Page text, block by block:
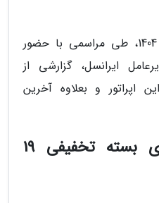
قرار است سه شنبه 29 مهر 1404، طی مراسمی با حضور
ایرانسل، گزارشی از
اپراتور و بعلاوه آخرین
قیمت و کد دستوری بسته تخفیفی 19